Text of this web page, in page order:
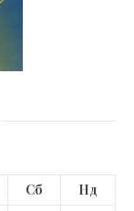
Сб
Нд